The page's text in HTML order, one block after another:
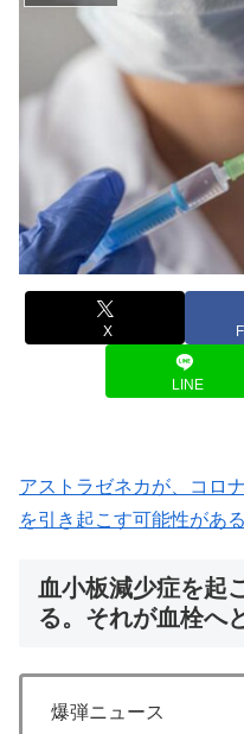
X
LINE
アストラゼネカが、コロ
を引き起こす可能性があ
血小板減少症を起
る。それが血栓へ
爆弾ニュース